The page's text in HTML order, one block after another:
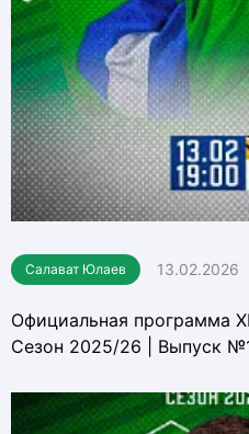
Салават Юлаев 13.02.2026
Официальная программа
Сезон 2025/26 | Выпуск